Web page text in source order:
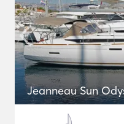
Jeanneau Sun